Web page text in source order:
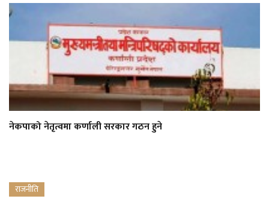
नेकपाको नेतृत्वमा कर्णाली सरकार गठन हुने
राजनीति